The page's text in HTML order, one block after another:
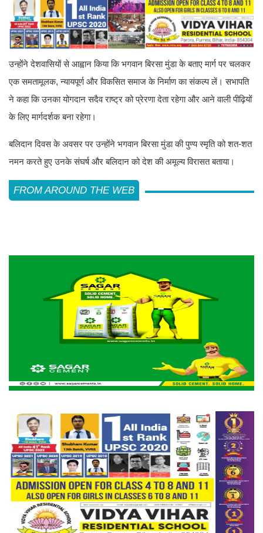
उन्होंने देशवासियों से आह्वान किया कि भगवान बिरसा मुंडा के बताए मार्ग पर चलकर
एक समतामूलक, न्यायपूर्ण और विकसित समाज के निर्माण का संकल्प लें। सभापति
ने कहा कि उनका योगदान सदैव राष्ट्र को प्रेरणा देता रहेगा और आने वाली पीढ़ियों
के लिए मार्गदर्शक बना रहेगा।
बलिदान दिवस के अवसर पर उन्होंने भगवान बिरसा मुंडा की पुण्य स्मृति को शत-शत
नमन करते हुए उनके संघर्ष और बलिदान को देश की अमूल्य विरासत बताया।
FROM AROUND THE WEB